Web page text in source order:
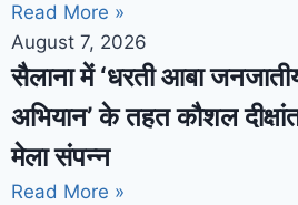
Read More »
August 7, 2026
सैलाना में ‘धरती आबा
अभियान’ के तहत कौशल
मेला संपन्न
Read More »